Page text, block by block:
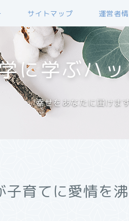
サイトマップ 運営者
に学ぶハ
幸せをあなたに届けま
育てに愛情を